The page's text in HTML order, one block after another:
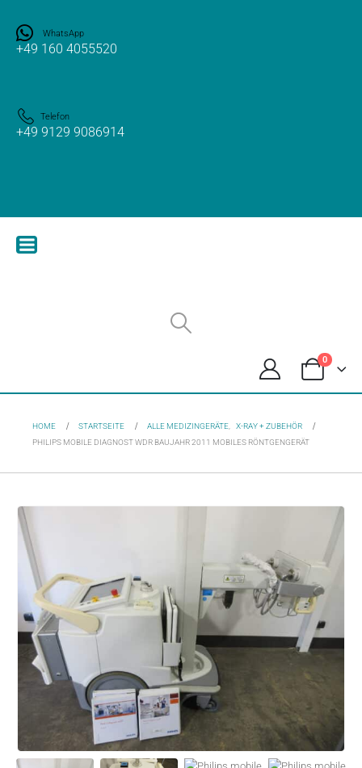
WhatsApp
+49 160 4055520
Telefon
+49 9129 9086914
0
HOME STARTSEITE ALLE MEDIZINGERÄTE
X-RAY + ZUBEHÖR
PHILIPS MOBILE DIAGNOST WDR BAUJAHR 2011 MOBILES RÖNTGENGERÄT